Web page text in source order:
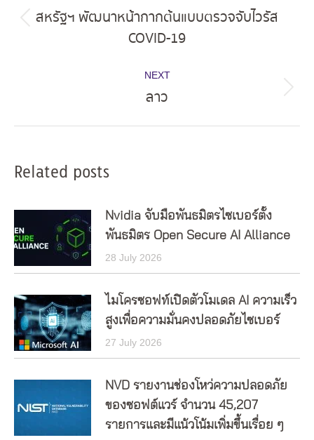
navigation
post:
สหรัฐฯ พัฒนาหน้ากากต้นแบบตรวจจับไวรัส
COVID-19
NEXT
Next
ลาว
Related posts
Nvidia จับมือพันธมิตรไซเบอร์ตั้ง
พันธมิตร Open Secure AI Alliance
28 July 2026
ไมโครซอฟท์เปิดตัวโมเดล AI ความเร็ว
สูงเพื่อความมั่นคงปลอดภัยไซเบอร์
27 July 2026
NVD รายงานช่องโหว่ความปลอดภัย
ของซอฟต์แวร์ จำนวน 45,207
รายการและมีแน้วโน้มเพิ่มขึ้นเรื่อย ๆ